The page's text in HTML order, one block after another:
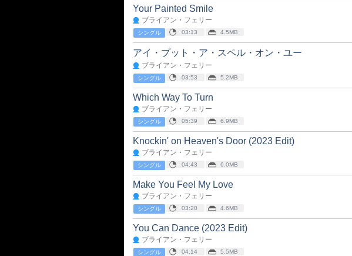
Your Painted Smile
ブライアン・フェリー
シングル 03:13 4.5MB
アイ・プット・ア・スペル・オン・ユー
ブライアン・フェリー
シングル 03:53 5.2MB
Which Way To Turn
ブライアン・フェリー
シングル 05:39 6.9MB
Knockin' on Heaven's Door (2023 Edit)
ブライアン・フェリー
シングル 04:43 6.0MB
Make You Feel My Love
ブライアン・フェリー
シングル 03:20 4.6MB
You Can Dance (2023 Edit)
ブライアン・フェリー
シングル 04:14 5.5MB